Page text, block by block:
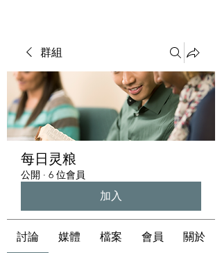
群組
每日灵粮
公開 · 6 位會員
加入
討論 媒體 檔案 會員 關於